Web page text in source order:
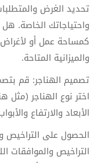
تحديد الغرض
واحتياجاتك الخاصة.
كمساحة عمل أو لأغراض
والميزانية المتاحة.
تصميم الهناجر: قم
اختر نوع الهناجر (مثل
الأبعاد والارتفاع
الحصول على التراخيص
التراخيص والموافقات